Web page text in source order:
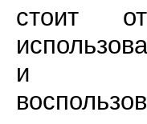
стоит
и